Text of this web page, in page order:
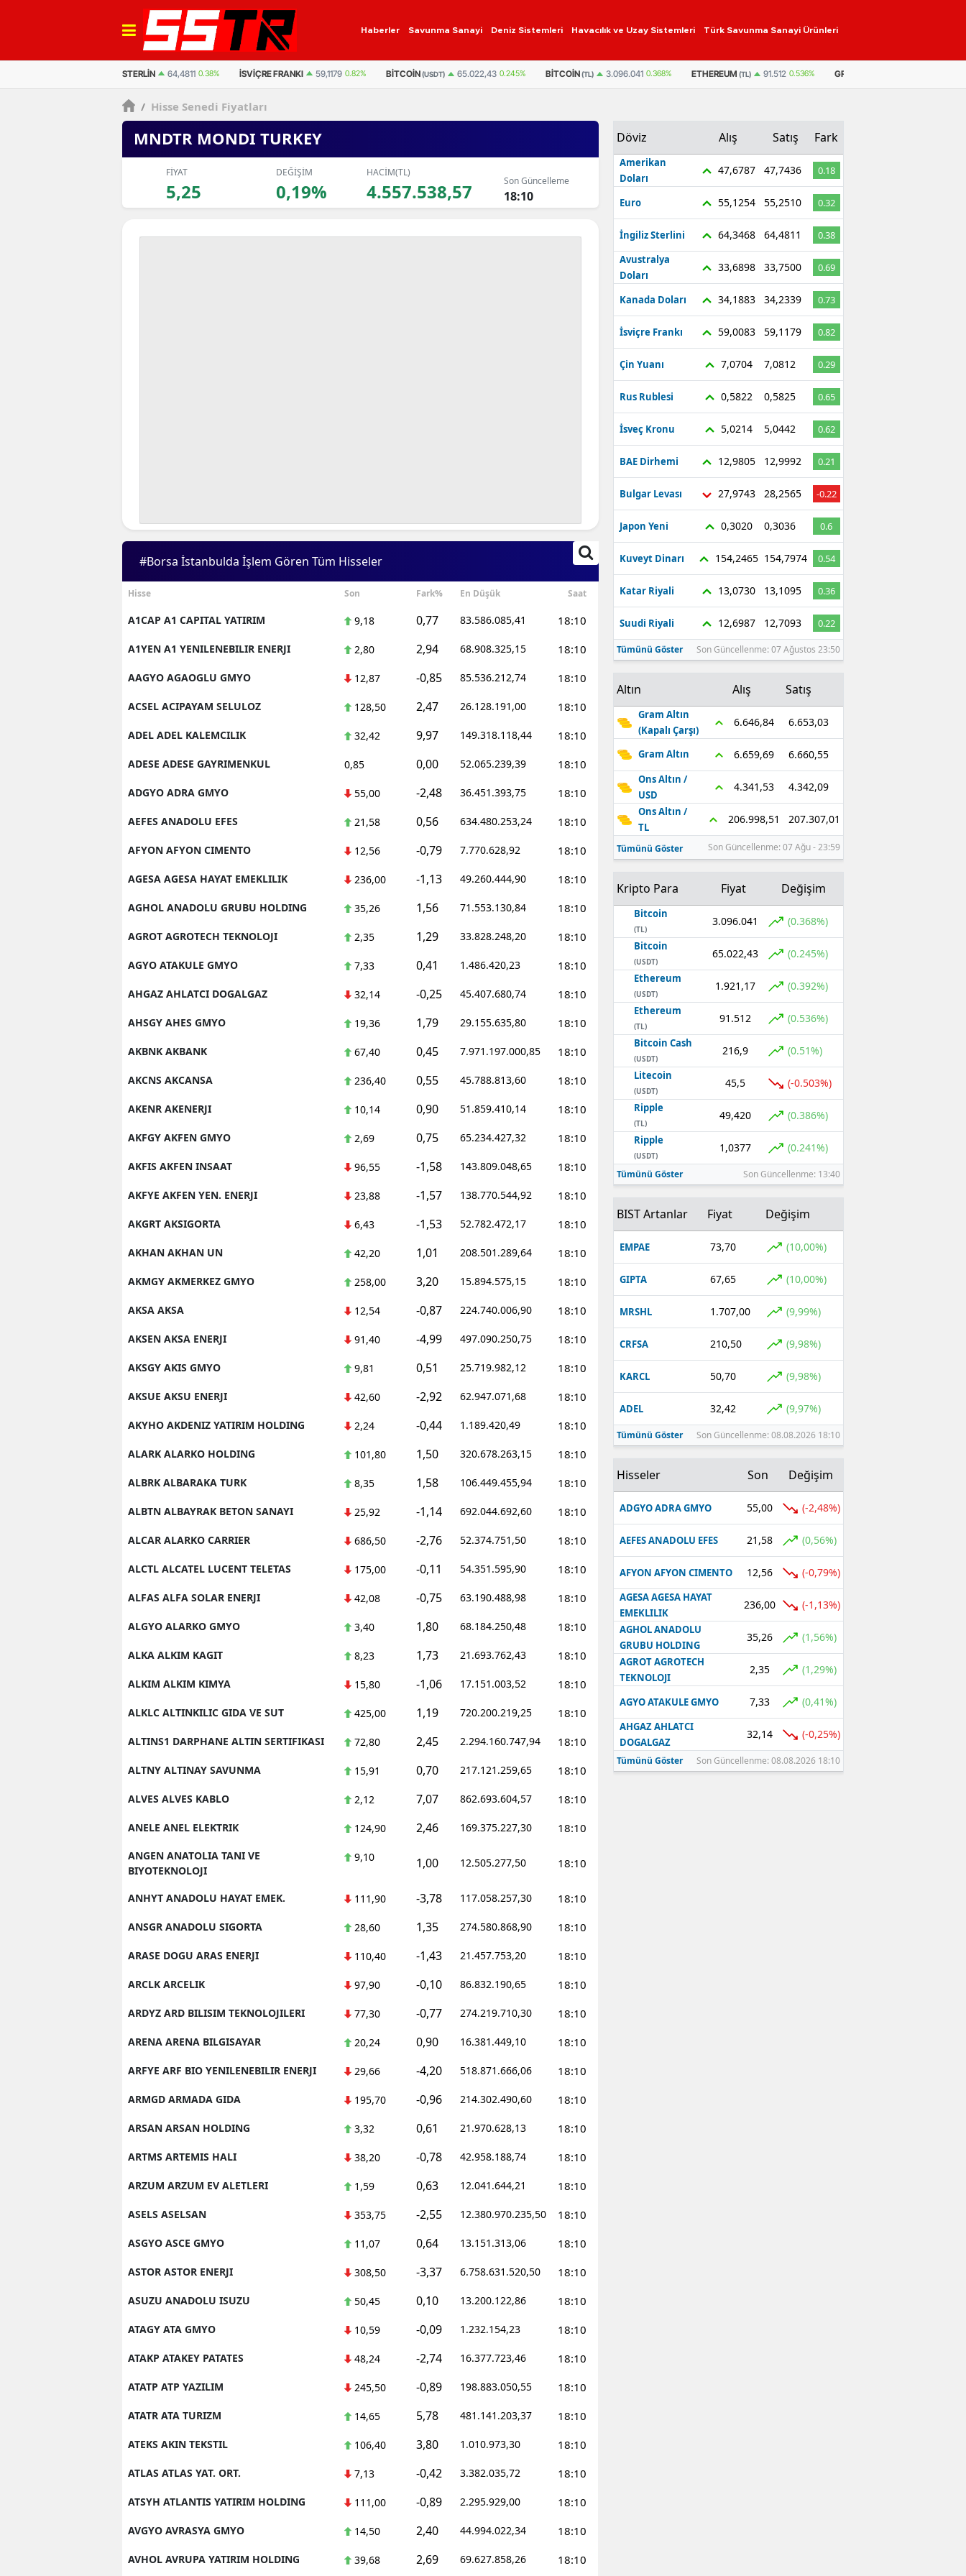
Haberler Savunma Sanayi Deniz Sistemleri Havacılık ve Uzay Sistemleri Türk Savunma Sanayi Ürünleri
STERLIN 64,4811 0.38% İSVIÇRE FRANKI 59,1179 0.82% BITCOIN(USDT) 65.022,43 0.245% BITCOIN(TL) 3.096.041 0.368% ETHEREUM (TL) 91.512 0.536% GRAM ALTIN
/ Hisse Senedi Fiyatları
MNDTR MONDI TURKEY
FİYAT
5,25
DEĞİŞİM
0,19%
HACİM(TL)
4.557.538,57 Son Güncelleme
18:10
#Borsa İstanbulda İşlem Gören Tüm Hisseler
Hisse Son Fark% En Düşük Saat
A1CAP A1 CAPITAL YATIRIM 9,18 0,77 83.586.085,41 18:10
A1YEN A1 YENILENEBILIR ENERJI 2,80 2,94 68.908.325,15 18:10
AAGYO AGAOGLU GMYO 12,87 -0,85 85.536.212,74 18:10
ACSEL ACIPAYAM SELULOZ 128,50 2,47 26.128.191,00 18:10
ADEL ADEL KALEMCILIK 32,42 9,97 149.318.118,44 18:10
ADESE ADESE GAYRIMENKUL 0,85 0,00 52.065.239,39 18:10
ADGYO ADRA GMYO 55,00 -2,48 36.451.393,75 18:10
AEFES ANADOLU EFES 21,58 0,56 634.480.253,24 18:10
AFYON AFYON CIMENTO 12,56 -0,79 7.770.628,92 18:10
AGESA AGESA HAYAT EMEKLILIK 236,00 -1,13 49.260.444,90 18:10
AGHOL ANADOLU GRUBU HOLDING 35,26 1,56 71.553.130,84 18:10
AGROT AGROTECH TEKNOLOJI 2,35 1,29 33.828.248,20 18:10
AGYO ATAKULE GMYO 7,33 0,41 1.486.420,23 18:10
AHGAZ AHLATCI DOGALGAZ 32,14 -0,25 45.407.680,74 18:10
AHSGY AHES GMYO 19,36 1,79 29.155.635,80 18:10
AKBNK AKBANK 67,40 0,45 7.971.197.000,85 18:10
AKCNS AKCANSA 236,40 0,55 45.788.813,60 18:10
AKENR AKENERJI 10,14 0,90 51.859.410,14 18:10
AKFGY AKFEN GMYO 2,69 0,75 65.234.427,32 18:10
AKFIS AKFEN INSAAT 96,55 -1,58 143.809.048,65 18:10
AKFYE AKFEN YEN. ENERJI 23,88 -1,57 138.770.544,92 18:10
AKGRT AKSIGORTA 6,43 -1,53 52.782.472,17 18:10
AKHAN AKHAN UN 42,20 1,01 208.501.289,64 18:10
AKMGY AKMERKEZ GMYO 258,00 3,20 15.894.575,15 18:10
AKSA AKSA 12,54 -0,87 224.740.006,90 18:10
AKSEN AKSA ENERJI 91,40 -4,99 497.090.250,75 18:10
AKSGY AKIS GMYO 9,81 0,51 25.719.982,12 18:10
AKSUE AKSU ENERJI 42,60 -2,92 62.947.071,68 18:10
AKYHO AKDENIZ YATIRIM HOLDING 2,24 -0,44 1.189.420,49 18:10
ALARK ALARKO HOLDING 101,80 1,50 320.678.263,15 18:10
ALBRK ALBARAKA TURK 8,35 1,58 106.449.455,94 18:10
ALBTN ALBAYRAK BETON SANAYI 25,92 -1,14 692.044.692,60 18:10
ALCAR ALARKO CARRIER 686,50 -2,76 52.374.751,50 18:10
ALCTL ALCATEL LUCENT TELETAS 175,00 -0,11 54.351.595,90 18:10
ALFAS ALFA SOLAR ENERJI 42,08 -0,75 63.190.488,98 18:10
ALGYO ALARKO GMYO 3,40 1,80 68.184.250,48 18:10
ALKA ALKIM KAGIT 8,23 1,73 21.693.762,43 18:10
ALKIM ALKIM KIMYA 15,80 -1,06 17.151.003,52 18:10
ALKLC ALTINKILIC GIDA VE SUT 425,00 1,19 720.200.219,25 18:10
ALTINS1 DARPHANE ALTIN SERTIFIKASI 72,80 2,45 2.294.160.747,94 18:10
ALTNY ALTINAY SAVUNMA 15,91 0,70 217.121.259,65 18:10
ALVES ALVES KABLO 2,12 7,07 862.693.604,57 18:10
ANELE ANEL ELEKTRIK 124,90 2,46 169.375.227,30 18:10
ANGEN ANATOLIA TANI VE
BIYOTEKNOLOJI
9,10 1,00 12.505.277,50 18:10
ANHYT ANADOLU HAYAT EMEK. 111,90 -3,78 117.058.257,30 18:10
ANSGR ANADOLU SIGORTA 28,60 1,35 274.580.868,90 18:10
ARASE DOGU ARAS ENERJI 110,40 -1,43 21.457.753,20 18:10
ARCLK ARCELIK 97,90 -0,10 86.832.190,65 18:10
ARDYZ ARD BILISIM TEKNOLOJILERI 77,30 -0,77 274.219.710,30 18:10
ARENA ARENA BILGISAYAR 20,24 0,90 16.381.449,10 18:10
ARFYE ARF BIO YENILENEBILIR ENERJI 29,66 -4,20 518.871.666,06 18:10
ARMGD ARMADA GIDA 195,70 -0,96 214.302.490,60 18:10
ARSAN ARSAN HOLDING 3,32 0,61 21.970.628,13 18:10
ARTMS ARTEMIS HALI 38,20 -0,78 42.958.188,74 18:10
ARZUM ARZUM EV ALETLERI 1,59 0,63 12.041.644,21 18:10
ASELS ASELSAN 353,75 -2,55 12.380.970.235,50 18:10
ASGYO ASCE GMYO 11,07 0,64 13.151.313,06 18:10
ASTOR ASTOR ENERJI 308,50 -3,37 6.758.631.520,50 18:10
ASUZU ANADOLU ISUZU 50,45 0,10 13.200.122,86 18:10
ATAGY ATA GMYO 10,59 -0,09 1.232.154,23 18:10
ATAKP ATAKEY PATATES 48,24 -2,74 16.377.723,46 18:10
ATATP ATP YAZILIM 245,50 -0,89 198.883.050,55 18:10
ATATR ATA TURIZM 14,65 5,78 481.141.203,37 18:10
ATEKS AKIN TEKSTIL 106,40 3,80 1.010.973,30 18:10
ATLAS ATLAS YAT. ORT. 7,13 -0,42 3.382.035,72 18:10
ATSYH ATLANTIS YATIRIM HOLDING 111,00 -0,89 2.295.929,00 18:10
AVGYO AVRASYA GMYO 14,50 2,40 44.994.022,34 18:10
AVHOL AVRUPA YATIRIM HOLDING 39,68 2,69 69.627.858,26 18:10
Döviz Alış Satış Fark
Amerikan
Doları
47,6787 47,7436 0.18
Euro 55,1254 55,2510 0.32
İngiliz Sterlini 64,3468 64,4811
0.38
Avustralya
Doları
33,6898 33,7500 0.69
Kanada Doları 34,1883 34,2339 0.73
İsviçre Frankı 59,0083 59,1179 0.82
Çin Yuanı 7,0704 7,0812 0.29
Rus Rublesi 0,5822 0,5825 0.65
İsveç Kronu 5,0214 5,0442 0.62
BAE Dirhemi 12,9805 12,9992 0.21
Bulgar Levası 27,9743 28,2565 -0.22
Japon Yeni 0,3020 0,3036 0.6
Kuveyt Dinarı 154,2465 154,7974 0.54
Katar Riyali 13,0730 13,1095 0.36
Suudi Riyali 12,6987 12,7093 0.22
Tümünü Göster Son Güncellenme: 07 Ağustos 23:50
Altın Alış Satış
Gram Altın
(Kapalı Çarşı)
6.646,84 6.653,03
Gram Altın 6.659,69 6.660,55
Ons Altın /
USD
4.341,53 4.342,09
Ons Altın /
TL
206.998,51 207.307,01
Tümünü Göster Son Güncellenme: 07 Ağu - 23:59
Kripto Para Fiyat Değişim
Bitcoin
(TL)
3.096.041 (0.368%)
Bitcoin
(USDT)
65.022,43 (0.245%)
Ethereum
(USDT)
1.921,17 (0.392%)
Ethereum
(TL)
91.512 (0.536%)
Bitcoin Cash
(USDT)
216,9 (0.51%)
Litecoin
(USDT)
45,5 (-0.503%)
Ripple
(TL)
49,420 (0.386%)
Ripple
(USDT)
1,0377 (0.241%)
Tümünü Göster Son Güncellenme: 13:40
BIST Artanlar Fiyat Değişim
EMPAE 73,70 (10,00%)
GIPTA 67,65 (10,00%)
MRSHL 1.707,00 (9,99%)
CRFSA 210,50 (9,98%)
KARCL 50,70 (9,98%)
ADEL 32,42 (9,97%)
Tümünü Göster Son Güncellenme: 08.08.2026 18:10
Hisseler Son Değişim
ADGYO ADRA GMYO 55,00 (-2,48%)
AEFES ANADOLU EFES 21,58 (0,56%)
AFYON AFYON CIMENTO 12,56 (-0,79%)
AGESA AGESA HAYAT
EMEKLILIK
236,00 (-1,13%)
AGHOL ANADOLU
GRUBU HOLDING
35,26 (1,56%)
AGROT AGROTECH
TEKNOLOJI
2,35 (1,29%)
AGYO ATAKULE GMYO 7,33 (0,41%)
AHGAZ AHLATCI
DOGALGAZ
32,14 (-0,25%)
Tümünü Göster Son Güncellenme: 08.08.2026 18:10